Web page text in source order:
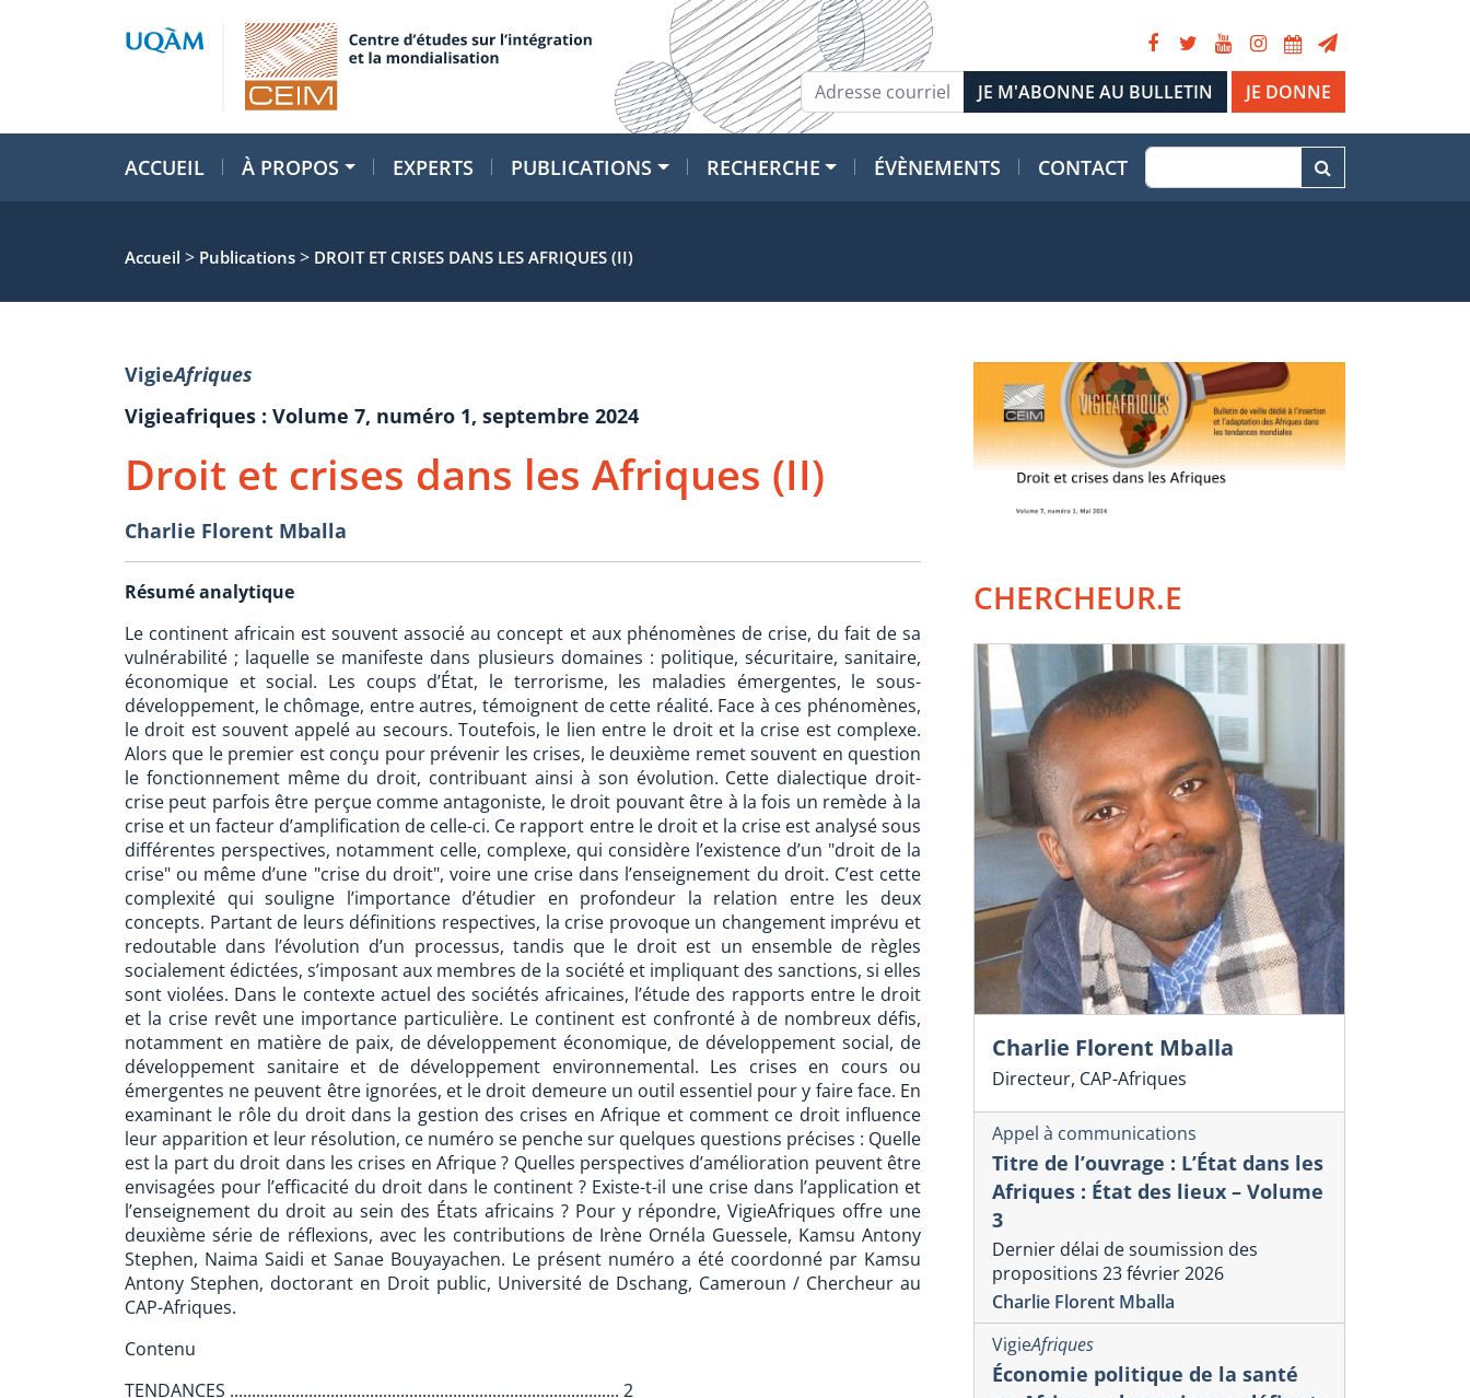
JE DONNE
ACCUEIL À PROPOS EXPERTS PUBLICATIONS RECHERCHE ÉVÈNEMENTS CONTACT
Accueil > Publications > DROIT ET CRISES DANS LES AFRIQUES (II)
VigieAfriques
Vigieafriques : Volume 7, numéro 1, septembre 2024
Droit et crises dans les Afriques (II)
Charlie Florent Mballa
Résumé analytique
Le continent africain est souvent associé au concept et aux phénomènes de crise, du fait de sa
vulnérabilité ; laquelle se manifeste dans plusieurs domaines : politique, sécuritaire, sanitaire,
économique et social. Les coups d’État, le terrorisme, les maladies émergentes, le sous-
développement, le chômage, entre autres, témoignent de cette réalité. Face à ces phénomènes,
le droit est souvent appelé au secours. Toutefois, le lien entre le droit et la crise est complexe.
Alors que le premier est conçu pour prévenir les crises, le deuxième remet souvent en question
le fonctionnement même du droit, contribuant ainsi à son évolution. Cette dialectique droit-
crise peut parfois être perçue comme antagoniste, le droit pouvant être à la fois un remède à la
crise et un facteur d’amplification de celle-ci. Ce rapport entre le droit et la crise est analysé sous
différentes perspectives, notamment celle, complexe, qui considère l’existence d’un "droit de la
crise" ou même d’une "crise du droit", voire une crise dans l’enseignement du droit. C’est cette
complexité qui souligne l’importance d’étudier en profondeur la relation entre les deux
concepts. Partant de leurs définitions respectives, la crise provoque un changement imprévu et
redoutable dans l’évolution d’un processus, tandis que le droit est un ensemble de règles
socialement édictées, s’imposant aux membres de la société et impliquant des sanctions, si elles
sont violées. Dans le contexte actuel des sociétés africaines, l’étude des rapports entre le droit
et la crise revêt une importance particulière. Le continent est confronté à de nombreux défis,
notamment en matière de paix, de développement économique, de développement social, de
développement sanitaire et de développement environnemental. Les crises en cours ou
émergentes ne peuvent être ignorées, et le droit demeure un outil essentiel pour y faire face. En
examinant le rôle du droit dans la gestion des crises en Afrique et comment ce droit influence
leur apparition et leur résolution, ce numéro se penche sur quelques questions précises : Quelle
est la part du droit dans les crises en Afrique ? Quelles perspectives d’amélioration peuvent être
envisagées pour l’efficacité du droit dans le continent ? Existe-t-il une crise dans l’application et
l’enseignement du droit au sein des États africains ? Pour y répondre, VigieAfriques offre une
deuxième série de réflexions, avec les contributions de Irène Ornéla Guessele, Kamsu Antony
Stephen, Naima Saidi et Sanae Bouyayachen. Le présent numéro a été coordonné par Kamsu
Antony Stephen, doctorant en Droit public, Université de Dschang, Cameroun / Chercheur au
CAP-Afriques.
Contenu
TENDANCES ......................................................................................... 2
CHERCHEUR.E
Charlie Florent Mballa
Directeur, CAP-Afriques
Appel à communications
Titre de l’ouvrage : L’État dans les
Afriques : État des lieux – Volume
3
Dernier délai de soumission des
propositions 23 février 2026
Charlie Florent Mballa
VigieAfriques
Économie politique de la santé